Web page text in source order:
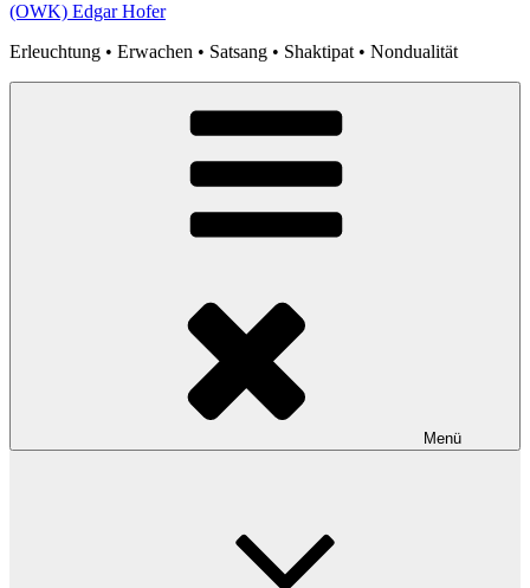
(OWK) Edgar Hofer
Erleuchtung • Erwachen • Satsang • Shaktipat • Nondualität
Menü